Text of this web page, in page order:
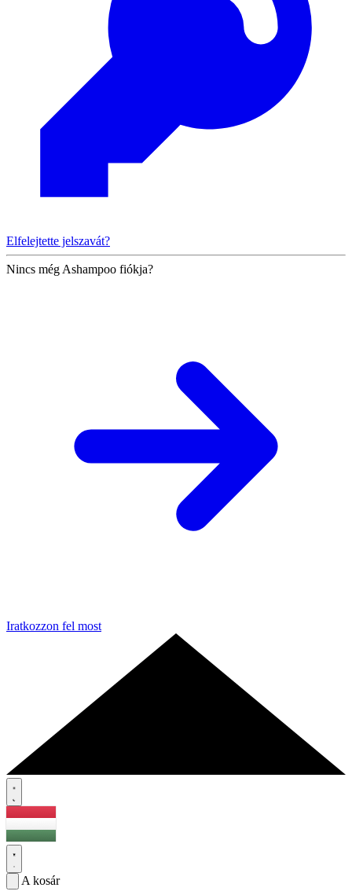
Elfelejtette jelszavát?
Nincs még Ashampoo fiókja?
Iratkozzon fel most
A kosár